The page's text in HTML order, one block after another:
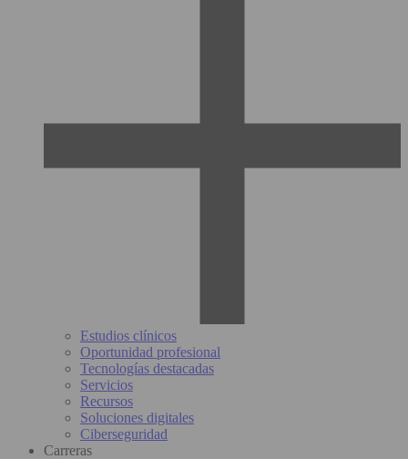
Estudios clínicos
Oportunidad profesional
Tecnologías destacadas
Servicios
Recursos
Soluciones digitales
Ciberseguridad
Carreras